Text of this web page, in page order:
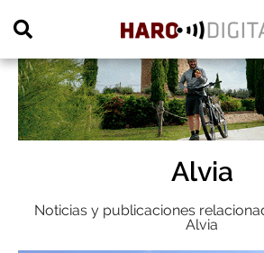
Alvia
Noticias y publicaciones
Alvia